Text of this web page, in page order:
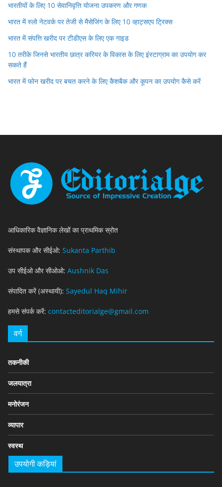
भारतीयों के लिए 10 सेवानिवृत्ति योजना उपकरण और गणक
भारत में स्लो नेटवर्क पर तेजी से मैसेजिंग के लिए 10 व्हाट्सएप ट्रिक्स
भारत में संपत्ति खरीद पर टीडीएस के लिए एक गाइड
10 तरीके जिनसे भारतीय छात्र करियर के विकास के लिए इंस्टाग्राम का उपयोग कर
सकते हैं
भारत में फोन खरीद पर बचत करने के लिए कैशबैक और कूपन का उपयोग कैसे करें
आधिकारिक वैज्ञानिक लेखों का प्राथमिक स्रोत
संस्थापक और सीईओ: Sukanta Parthib
उप सीईओ और सीओओ: Aushnik Das
संपादित करें (अस्थायी): Sayedul Haq Mihir
हमसे संपर्क करें: contacteditorialge@gmail.com
वर्ग
तकनीकी
जलयात्रा
मनोरंजन
व्यापार
स्वस्थ
उपयोगी कड़ियां